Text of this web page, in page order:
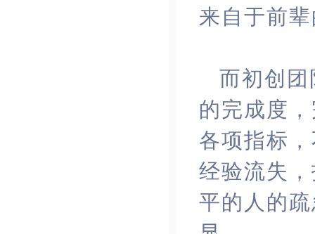
来自于前
而初创
的完成度
各项指标
经验流失
平的人的